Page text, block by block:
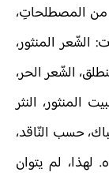
من المصطلحاتِ،
الشّعر المنثور،
الشّعر الحر،
المنثور، النثر
حسب النّاقد،
لهذا، لم يتوان